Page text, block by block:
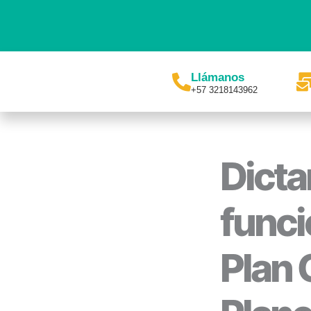
Llámanos
+57 3218143962
Plan